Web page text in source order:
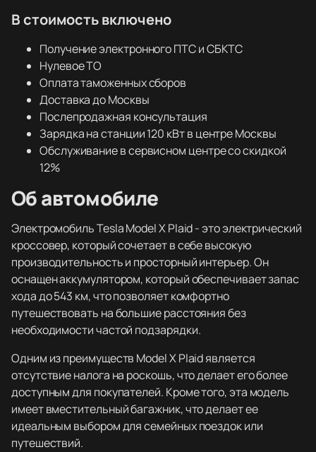
В стоимость включено
Получение электронного ПТС и СБКТС
Нулевое ТО
Оплата таможенных сборов
Доставка до Москвы
Послепродажная консультация
Зарядка на станции 120 кВт в центре Москвы
Обслуживание в сервисном центре со скидкой
12%
Об автомобиле
Электромобиль Tesla Model X Plaid - это электрический
кроссовер, который сочетает в себе высокую
производительность и просторный интерьер. Он
оснащен аккумулятором, который обеспечивает запас
хода до 543 км, что позволяет комфортно
путешествовать на большие расстояния без
необходимости частой подзарядки.
Одним из преимуществ Model X Plaid является
отсутствие налога на роскошь, что делает его более
доступным для покупателей. Кроме того, эта модель
имеет вместительный багажник, что делает ее
идеальным выбором для семейных поездок или
путешествий.